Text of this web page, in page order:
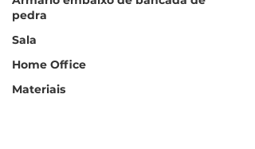
pedra
Sala
Home Office
Materiais